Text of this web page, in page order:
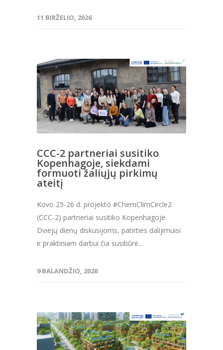
11 BIRŽELIO, 2026
CCC-2 partneriai susitiko
Kopenhagoje, siekdami
formuoti žaliųjų pirkimų
ateitį
Kovo 25-26 d. projekto #ChemClimCircle2
(CCC-2) partneriai susitiko Kopenhagoje.
Dviejų dienų diskusijoms, patirties dalijimuisi
ir praktiniam darbui čia susibūrė...
9 BALANDŽIO, 2026